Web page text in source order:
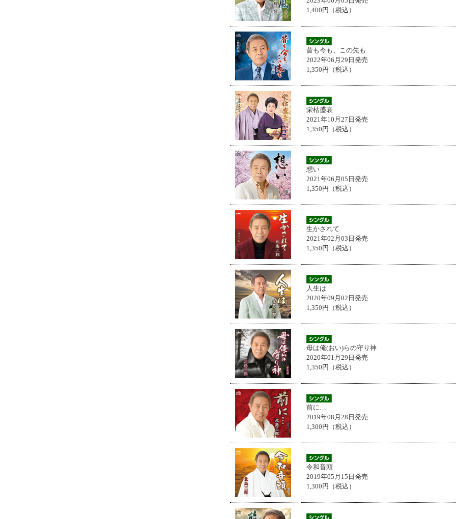
1,400円（税込）
昔も今も、この先も
2022年06月29日発売
1,350円（税込）
栄枯盛衰
2021年10月27日発売
1,350円（税込）
想い
2021年06月05日発売
1,350円（税込）
生かされて
2021年02月03日発売
1,350円（税込）
人生は
2020年09月02日発売
1,350円（税込）
母は俺(おい)らの守り神
2020年01月29日発売
1,350円（税込）
前に…
2019年08月28日発売
1,300円（税込）
令和音頭
2019年05月15日発売
1,300円（税込）